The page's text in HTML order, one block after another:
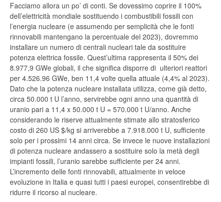
Facciamo allora un po’ di conti. Se dovessimo coprire il 100%
dell’elettricità mondiale sostituendo i combustibili fossili con
l’energia nucleare (e assumendo per semplicità che le fonti
rinnovabili mantengano la percentuale del 2023), dovremmo
installare un numero di centrali nucleari tale da sostituire
potenza elettrica fossile. Quest’ultima rappresenta il 50% dei
8.977,9 GWe globali, il che significa disporre di ulteriori reattori
per 4.526.96 GWe, ben 11,4 volte quella attuale (4,4% al 2023).
Dato che la potenza nucleare installata utilizza, come già detto,
circa 50.000 t U l’anno, servirebbe ogni anno una quantità di
uranio pari a 11,4 x 50.000 t U = 570.000 t U/anno. Anche
considerando le riserve attualmente stimate allo stratosferico
costo di 260 US $/kg si arriverebbe a 7.918.000 t U, sufficiente
solo per i prossimi 14 anni circa. Se invece le nuove installazioni
di potenza nucleare andassero a sostituire solo la metà degli
impianti fossili, l’uranio sarebbe sufficiente per 24 anni.
L’incremento delle fonti rinnovabili, attualmente in veloce
evoluzione in Italia e quasi tutti i paesi europei, consentirebbe di
ridurre il ricorso al nucleare.